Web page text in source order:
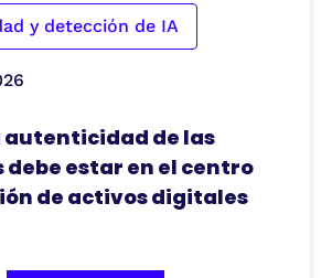
y detección de IA
autenticidad de las
debe estar en el centro
de activos digitales